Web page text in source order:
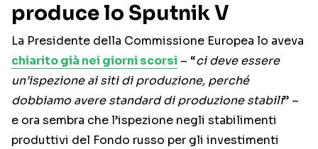
produce lo Sputnik V
La Presidente della Commissione Europea lo aveva
chiarito già nei giorni scorsi – “ci deve essere
un’ispezione ai siti di produzione, perché
dobbiamo avere standard di produzione stabili” –
e ora sembra che l’ispezione negli stabilimenti
produttivi del Fondo russo per gli investimenti